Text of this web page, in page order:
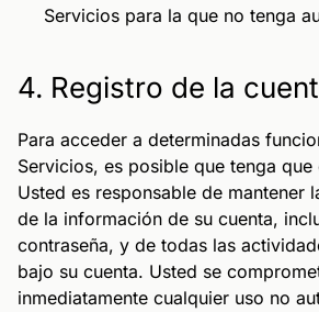
Servicios para la que no tenga
4. Registro de la
Para acceder a determinadas
Servicios, es posible que tenga que
Usted es responsable de mantener
de la información de su cuenta,
contraseña, y de todas las
bajo su cuenta. Usted se
inmediatamente cualquier uso no